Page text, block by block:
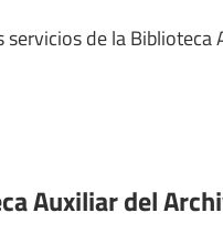
de la
Auxiliar del